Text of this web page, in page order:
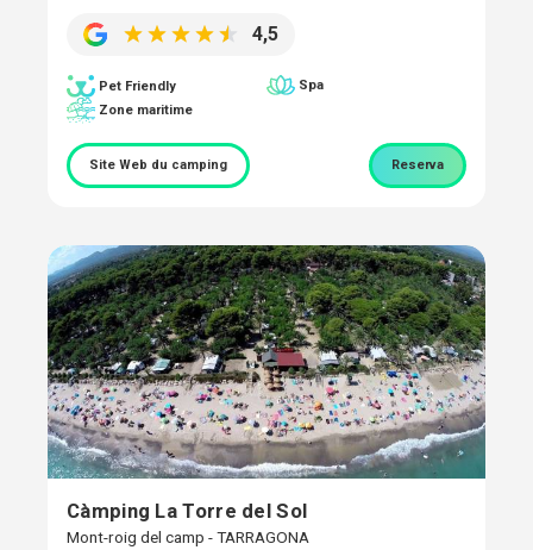
4,5
Pet Friendly
Spa
Zone maritime
Site Web du camping Reserva
Càmping La Torre del Sol
Mont-roig del camp - TARRAGONA